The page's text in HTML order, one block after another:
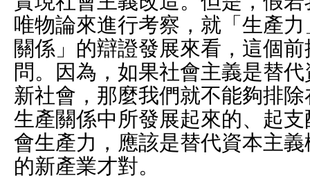
唯物論來進行考察，就「生產
關係」的辯證發展來看，這個
問。因為，如果社會主義是替
新社會，那麼我們就不能夠排
生產關係中所發展起來的、起
會生產力，應該是替代資本主
的新產業才對。